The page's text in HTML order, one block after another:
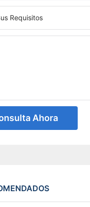
Requisitos
Ahora